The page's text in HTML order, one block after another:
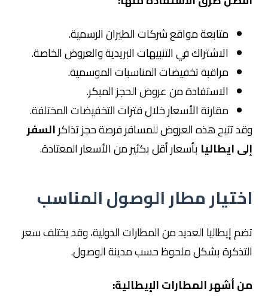
متابعة مواقع شركات الطيران الرسمية.
الاشتراك في التنبيهات البريدية والعروض الخاصة.
مراقبة تخفيضات المناسبات الموسمية.
الاستفادة من عروض الحجز المبكر.
مقارنة الأسعار خلال فترات التخفيضات المختلفة.
وقد تتيح هذه العروض للمسافر فرصة حجز تذاكرالسفر
إلى ايطاليا بأسعار أقل بكثير من الأسعار المعتادة.
اختيار مطار الوصول المناسب
تضم إيطاليا العديد من المطارات الدولية، وقد يختلف سعر
التذكرة بشكل ملحوظ حسب مدينة الوصول.
من أشهر المطارات الإيطالية: